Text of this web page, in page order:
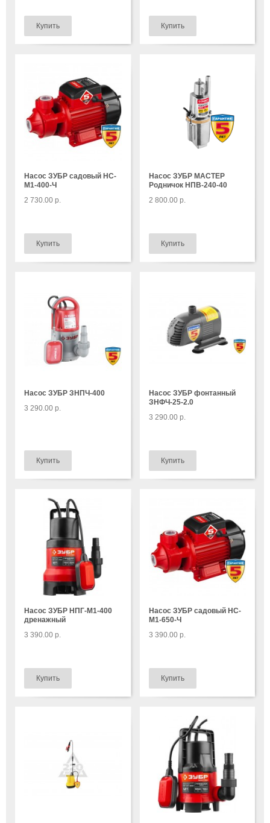
Насос ЗУБР садовый НС-
М1-400-Ч
2 730.00 р.
Насос ЗУБР МАСТЕР
Родничок НПВ-240-40
2 800.00 р.
Насос ЗУБР ЗНПЧ-400
3 290.00 р.
Насос ЗУБР фонтанный
ЗНФЧ-25-2.0
3 290.00 р.
Насос ЗУБР НПГ-М1-400
дренажный
3 390.00 р.
Насос ЗУБР садовый НС-
М1-650-Ч
3 390.00 р.